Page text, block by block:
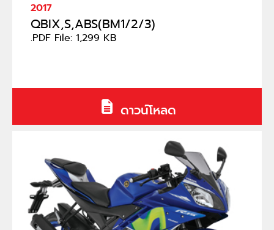
2017
QBIX,S,ABS(BM1/2/3)
.PDF File: 1,299 KB
ดาวน์โหลด